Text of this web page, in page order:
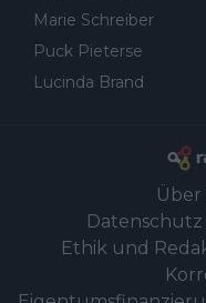
Marie Schreiber
Puck Pieterse
Lucinda Brand
Über
Ethik und